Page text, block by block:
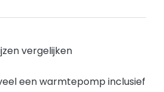
vergelijken
een warmtepomp inclusief